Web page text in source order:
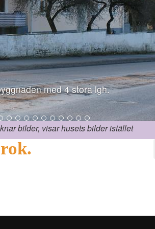
med 4 stora lgh.
bilder, visar husets bilder istället